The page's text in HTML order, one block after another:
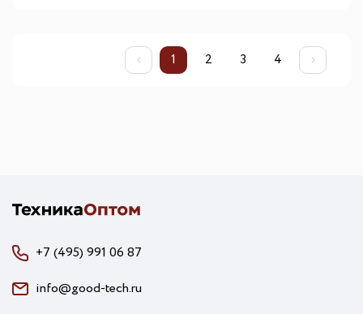
1 2 3 4
+7 (495) 991 06 87
info@good-tech.ru